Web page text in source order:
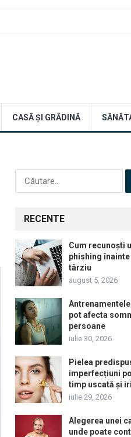
CASĂ ȘI GRĂDINĂ
Caută
după:
RECENTE
Cum recunoști
phishing înainte
târziu
august 5, 2026
pot afecta
persoane
iulie 30, 2026
Pielea
imperfecțiuni
timp uscată și
iulie 29, 2026
Alegerea unei
unde poate